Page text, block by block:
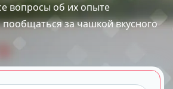
вопросы об их опыте
пообщаться за чашкой вкусного